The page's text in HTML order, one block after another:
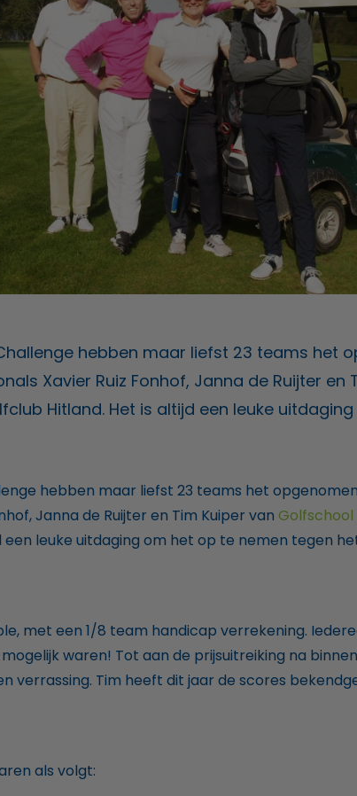
hebben maar liefst 23 teams het
Xavier Ruiz Fonhof, Janna de Ruijter en
Hitland. Het is altijd een leuke
hebben maar liefst 23 teams het
Janna de Ruijter en Tim Kuiper van Golfschool
een leuke uitdaging om het op te nemen tegen
met een 1/8 team handicap verrekening.
waren! Tot aan de prijsuitreiking na
verrassing. Tim heeft dit jaar de scores
als volgt: